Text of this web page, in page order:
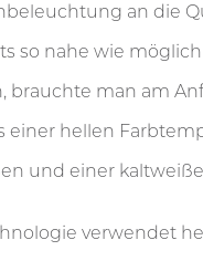
an die
so nahe wie
brauchte man am
einer hellen
und einer
verwendet